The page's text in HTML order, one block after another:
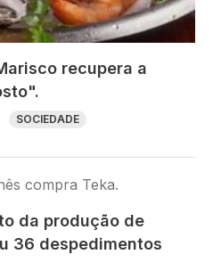
recupera a
SOCIEDADE
da produção de
36 despedimentos